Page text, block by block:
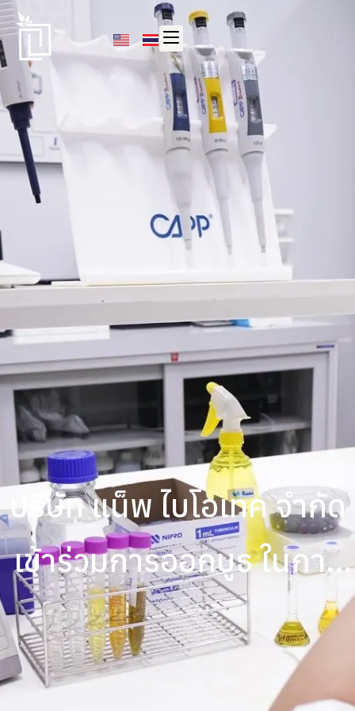
บริษัท แน็พ ไบโอเทค จำกัด
เข้าร่วมการออกบูธ ในการ
ประชุมวิชาการพืช กัญชา
กัญชง และ กระท่อม ระดับ